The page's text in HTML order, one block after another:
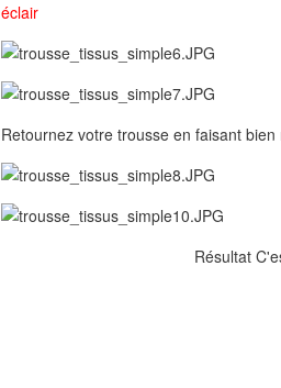
éclair
Retournez votre trousse en faisant
Résultat